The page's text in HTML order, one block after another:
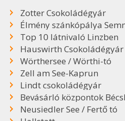
Zotter Csokoládégyár
Élmény szánkópálya
Top 10 látnivaló Linzben
Hauswirth Csokoládégyár
Wörthersee / Wörthi-tó
Zell am See-Kaprun
Lindt csokoládégyár
Bevásárló központok
Neusiedler See / Fertő tó